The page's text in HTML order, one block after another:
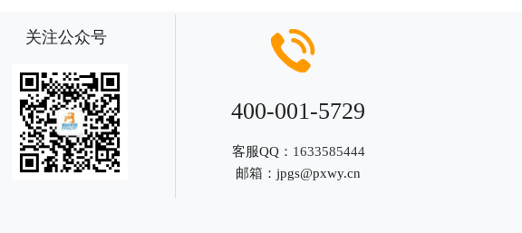
关注公众号
400-001-5729
客服QQ： 1633585444
邮箱： jpgs@pxwy.cn